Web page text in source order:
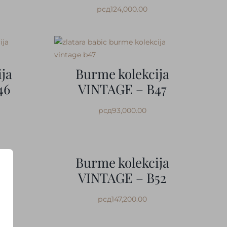
рсд124,000.00
Burme kolekcija
VINTAGE – B47
рсд93,000.00
Burme kolekcija
VINTAGE – B52
рсд147,200.00